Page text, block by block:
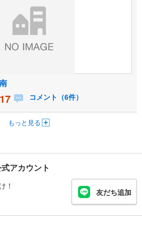
コメント（6件）
もっと見る
アカウント
！
友だち追加